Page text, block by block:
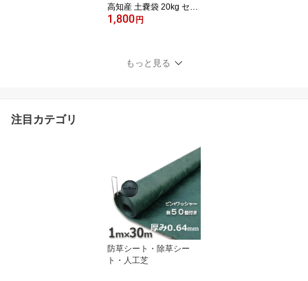
高知産 土嚢袋 20kg セメ
ント用砂・あそび砂・遊
園芸用砂として 送料無料
1,800 円
もっと見る
注目カテゴリ
防草シート・除草シー
ト・人工芝